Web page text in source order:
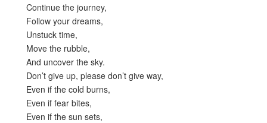
Continue the journey,
Follow your dreams,
Unstuck time,
Move the rubble,
And uncover the sky.
Don’t give up, please don’t give way,
Even if the cold burns,
Even if fear bites,
Even if the sun sets,